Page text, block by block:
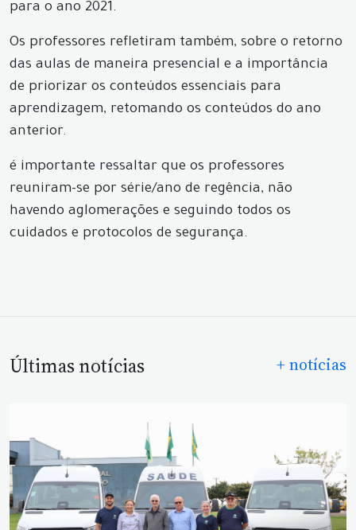
para o ano 2021.
Os professores refletiram também, sobre o retorno
das aulas de maneira presencial e a importância
de priorizar os conteúdos essenciais para
aprendizagem, retomando os conteúdos do ano
anterior.
é importante ressaltar que os professores
reuniram-se por série/ano de regência, não
havendo aglomerações e seguindo todos os
cuidados e protocolos de segurança.
Últimas notícias + notícias